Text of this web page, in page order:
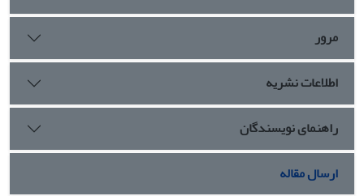
آن تصریح دارد، به همزیستی مسالمت آمیز مسلمانان و اهل کتاب
مرور
اطلاعات نشریه
راهنمای نویسندگان
ارسال مقاله